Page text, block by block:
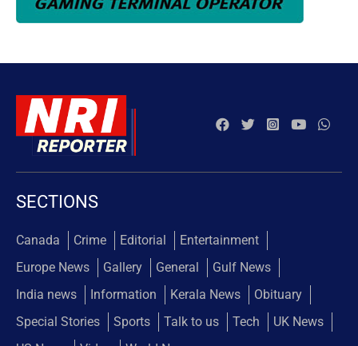
SECTIONS
Canada Crime Editorial
Entertainment
Europe News
Gallery General
Gulf News
India news
Information Kerala News
Obituary
Special Stories
Sports Talk to us Tech
UK News